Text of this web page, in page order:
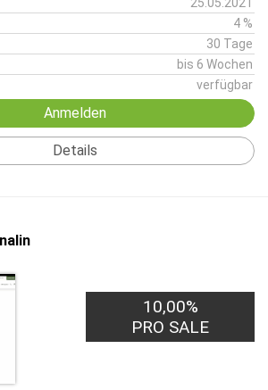
4 %
30 Tage
bis 6 Wochen
verfügbar
Anmelden
Details
10,00%
PRO SALE